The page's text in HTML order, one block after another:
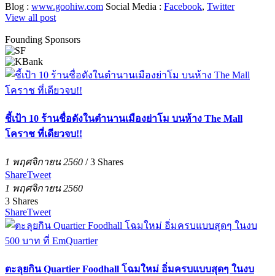
Blog : www.goohiw.com Social Media : Facebook, Twitter
View all post
Founding Sponsors
ชี้เป้า 10 ร้านชื่อดังในตำนานเมืองย่าโม บนห้าง The Mall
โคราช ที่เดียวจบ!!
1 พฤศจิกายน 2560 /3 Shares
ShareTweet
1 พฤศจิกายน 2560
3 Shares
ShareTweet
ตะลุยกิน Quartier Foodhall โฉมใหม่ อิ่มครบแบบสุดๆ ในงบ